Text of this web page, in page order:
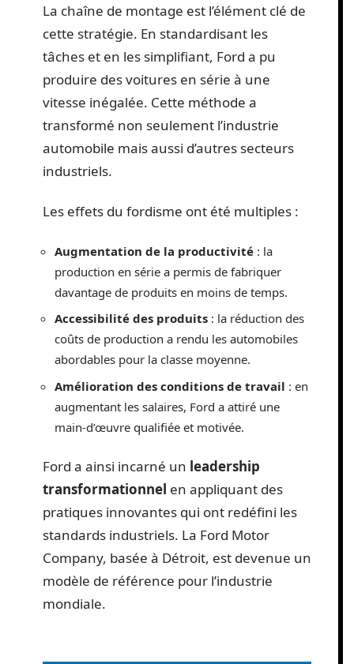
La chaîne de montage est l’élément clé de
cette stratégie. En standardisant les
tâches et en les simplifiant, Ford a pu
produire des voitures en série à une
vitesse inégalée. Cette méthode a
transformé non seulement l’industrie
automobile mais aussi d’autres secteurs
industriels.
Les effets du fordisme ont été multiples :
Augmentation de la productivité : la
production en série a permis de fabriquer
davantage de produits en moins de temps.
Accessibilité des produits : la réduction des
coûts de production a rendu les automobiles
abordables pour la classe moyenne.
Amélioration des conditions de travail : en
augmentant les salaires, Ford a attiré une
main-d’œuvre qualifiée et motivée.
Ford a ainsi incarné un leadership
transformationnel en appliquant des
pratiques innovantes qui ont redéfini les
standards industriels. La Ford Motor
Company, basée à Détroit, est devenue un
modèle de référence pour l’industrie
mondiale.